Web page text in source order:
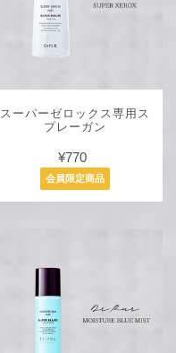
スーパーゼロックス専用ス
プレーガン
¥770
会員限定商品